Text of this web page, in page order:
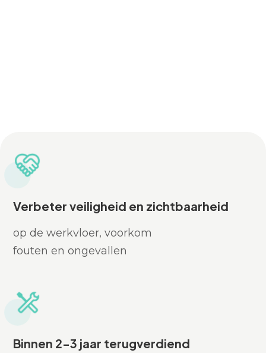
Verbeter veiligheid en zichtbaarheid
op de werkvloer, voorkom
fouten en ongevallen
Binnen 2-3 jaar terugverdiend